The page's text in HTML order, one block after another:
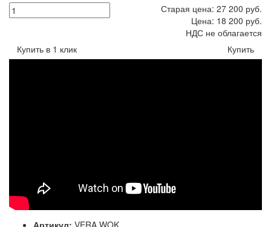
Старая цена: 27 200 руб.
Цена: 18 200 руб.
НДС не облагается
Купить в 1 клик
Купить